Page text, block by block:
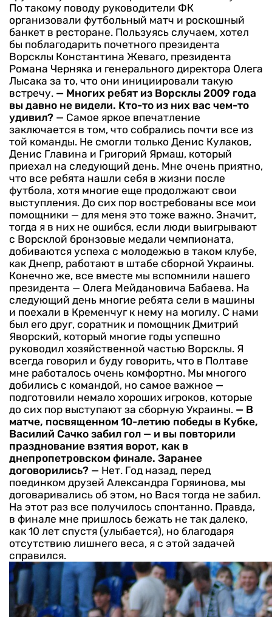
По такому поводу руководители ФК
организовали футбольный матч и роскошный
банкет в ресторане. Пользуясь случаем, хотел
бы поблагодарить почетного президента
Ворсклы Константина Жеваго, президента
Романа Черняка и генерального директора Олега
Лысака за то, что они инициировали такую
встречу. — Многих ребят из Ворсклы 2009 года
вы давно не видели. Кто-то из них вас чем-то
удивил? — Самое яркое впечатление
заключается в том, что собрались почти все из
той команды. Не смогли только Денис Кулаков,
Денис Главина и Григорий Ярмаш, который
приехал на следующий день. Мне очень приятно,
что все ребята нашли себя в жизни после
футбола, хотя многие еще продолжают свои
выступления. До сих пор востребованы все мои
помощники — для меня это тоже важно. Значит,
тогда я в них не ошибся, если люди выигрывают
с Ворсклой бронзовые медали чемпионата,
добиваются успеха с молодежью в таком клубе,
как Днепр, работают в штабе сборной Украины.
Конечно же, все вместе мы вспомнили нашего
президента — Олега Мейдановича Бабаева. На
следующий день многие ребята сели в машины
и поехали в Кременчуг к нему на могилу. С нами
был его друг, соратник и помощник Дмитрий
Яворский, который многие годы успешно
руководил хозяйственной частью Ворсклы. Я
всегда говорил и буду говорить, что в Полтаве
мне работалось очень комфортно. Мы многого
добились с командой, но самое важное —
подготовили немало хороших игроков, которые
до сих пор выступают за сборную Украины. — В
матче, посвященном 10-летию победы в Кубке,
Василий Сачко забил гол — и вы повторили
празднование взятия ворот, как в
днепропетровском финале. Заранее
договорились? — Нет. Год назад, перед
поединком друзей Александра Горяинова, мы
договаривались об этом, но Вася тогда не забил.
На этот раз все получилось спонтанно. Правда,
в финале мне пришлось бежать не так далеко,
как 10 лет спустя (улыбается), но благодаря
отсутствию лишнего веса, я с этой задачей
справился.